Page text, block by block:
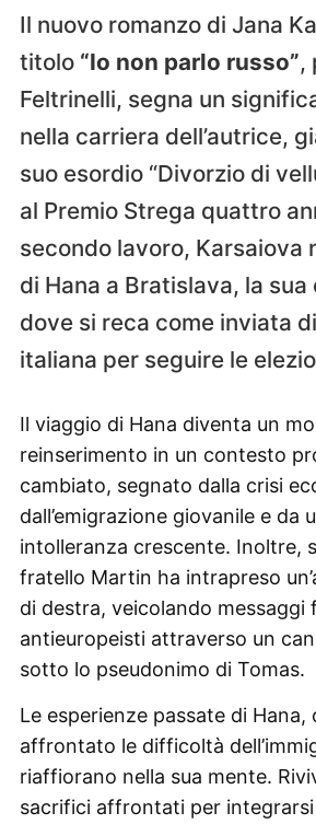
Il nuovo romanzo di Jana
titolo “Io non parlo russo”,
Feltrinelli, segna un
nella carriera dell’autrice,
suo esordio “Divorzio di
al Premio Strega quattro
secondo lavoro, Karsaiova
di Hana a Bratislava, la
dove si reca come inviata
italiana per seguire le
Il viaggio di Hana diventa un
reinserimento in un contesto
cambiato, segnato dalla crisi
dall’emigrazione giovanile e da
intolleranza crescente. Inoltre,
fratello Martin ha intrapreso
di destra, veicolando messaggi
antieuropeisti attraverso un
sotto lo pseudonimo di Tomas.
Le esperienze passate di Hana,
affrontato le difficoltà
riaffiorano nella sua mente.
sacrifici affrontati per